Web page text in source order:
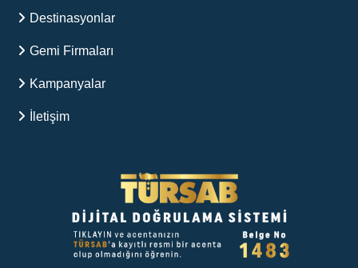
Destinasyonlar
Gemi Firmaları
Kampanyalar
İletişim